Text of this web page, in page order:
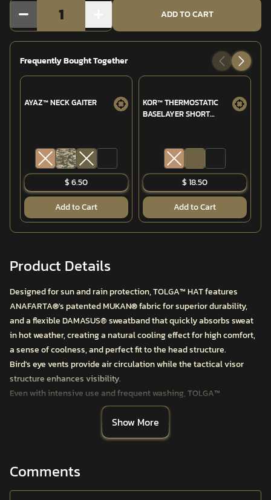
1 ADD TO CART
Frequently Bought Together
AYAZ™ NECK GAITER
$ 6.50
Add to Cart
KOR™ THERMOSTATIC
BASELAYER SHORT
$ 18.50
Add to Cart
Product Details
Designed for sun and rain protection, TOLGA™ HAT features
ANAFARTA®'s patented MUKAN®fabric for superior durability,
and a flexible DAMASUS®️ sweatband that quickly absorbs sweat
in hot weather, creating a natural cooling effect for high comfort,
a sense of coolness, and perfect fit to the head structure.
Bird's eye vents provide air circulation while the tactical visor
structure enhances visibility.
Even with intensive use and frequent washing,TOLGA™
boasts the longest lifespan. It is suitable for tactical
shooting, mountaineering, and challenging outdoor activities in
addition to operational and workday use.
Features:
MUKAN®️ Tactical Ripstop Fabric
High Technology Dyeing Method
Show More
Comments